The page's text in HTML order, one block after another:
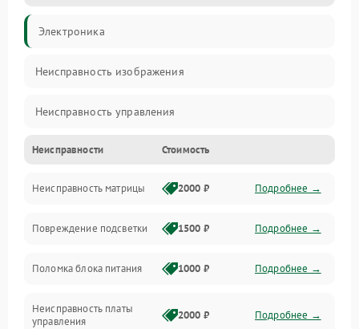
Электроника
Неисправность изображения
Неисправность управления
Неисправность интерфейсов
Прочие неисправности
Неисправность звука
Механические повреждения
Неисправности Стоимость
Неисправность матрицы 2000 ₽ Подробнее →
Повреждение подсветки 1500 ₽ Подробнее →
Поломка блока питания 1000 ₽ Подробнее →
Неисправность платы
управления
2000 ₽ Подробнее →